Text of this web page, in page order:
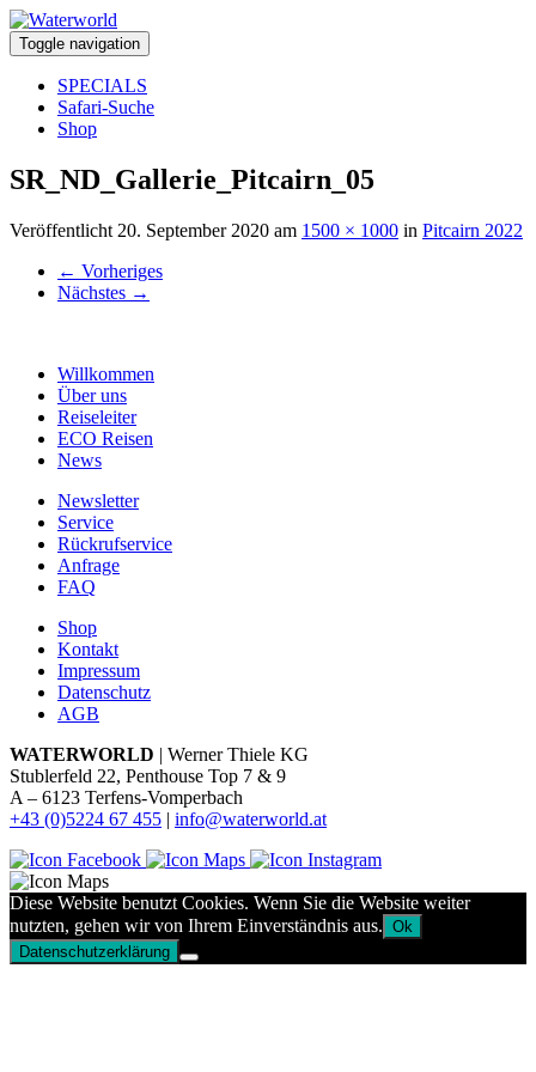
Toggle navigation
SPECIALS
Safari-Suche
Shop
SR_ND_Gallerie_Pitcairn_05
Veröffentlicht 20. September 2020 am 1500 × 1000 in Pitcairn 2022
← Vorheriges
Nächstes →
Willkommen
Über uns
Reiseleiter
ECO Reisen
News
Newsletter
Service
Rückrufservice
Anfrage
FAQ
Shop
Kontakt
Impressum
Datenschutz
AGB
WATERWORLD | Werner Thiele KG
Stublerfeld 22, Penthouse Top 7 & 9
A – 6123 Terfens-Vomperbach
+43 (0)5224 67 455 | info@waterworld.at
Diese Website benutzt Cookies. Wenn Sie die Website weiter
nutzten, gehen wir von Ihrem Einverständnis aus. Ok
Datenschutzerklärung